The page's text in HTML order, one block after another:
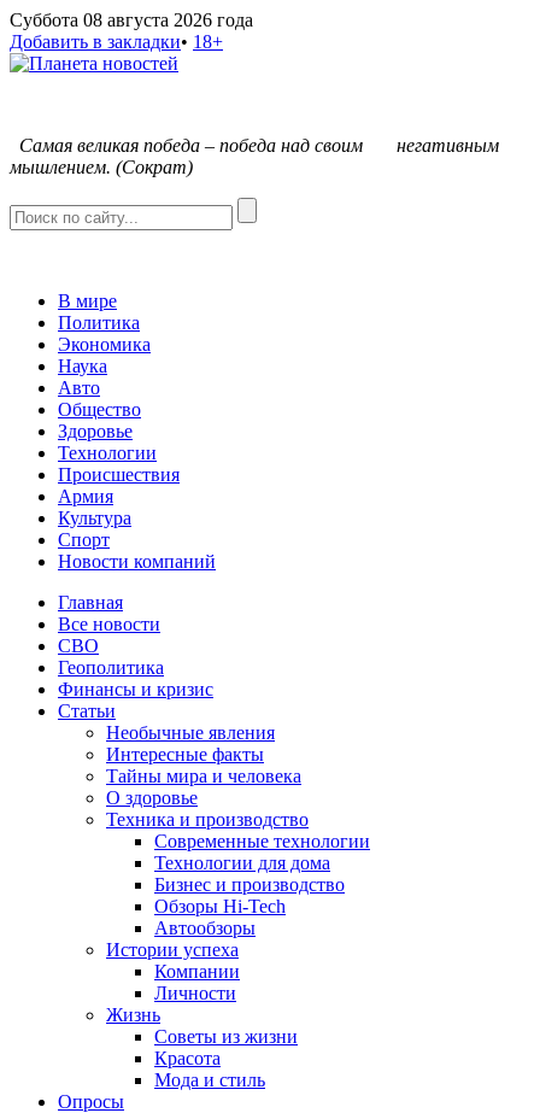
Суббота 08 августа 2026 года
Добавить в закладки• 18+
Самая великая победа – победа над своим негативным
мышлением. (Сократ)
В мире
Политика
Экономика
Наука
Авто
Общество
Здоровье
Технологии
Происшествия
Армия
Культура
Спорт
Новости компаний
Главная
Все новости
СВО
Геополитика
Финансы и кризис
Статьи
Необычные явления
Интересные факты
Тайны мира и человека
О здоровье
Техника и производство
Современные технологии
Технологии для дома
Бизнес и производство
Обзоры Hi-Tech
Автообзоры
Истории успеха
Компании
Личности
Жизнь
Советы из жизни
Красота
Мода и стиль
Опросы